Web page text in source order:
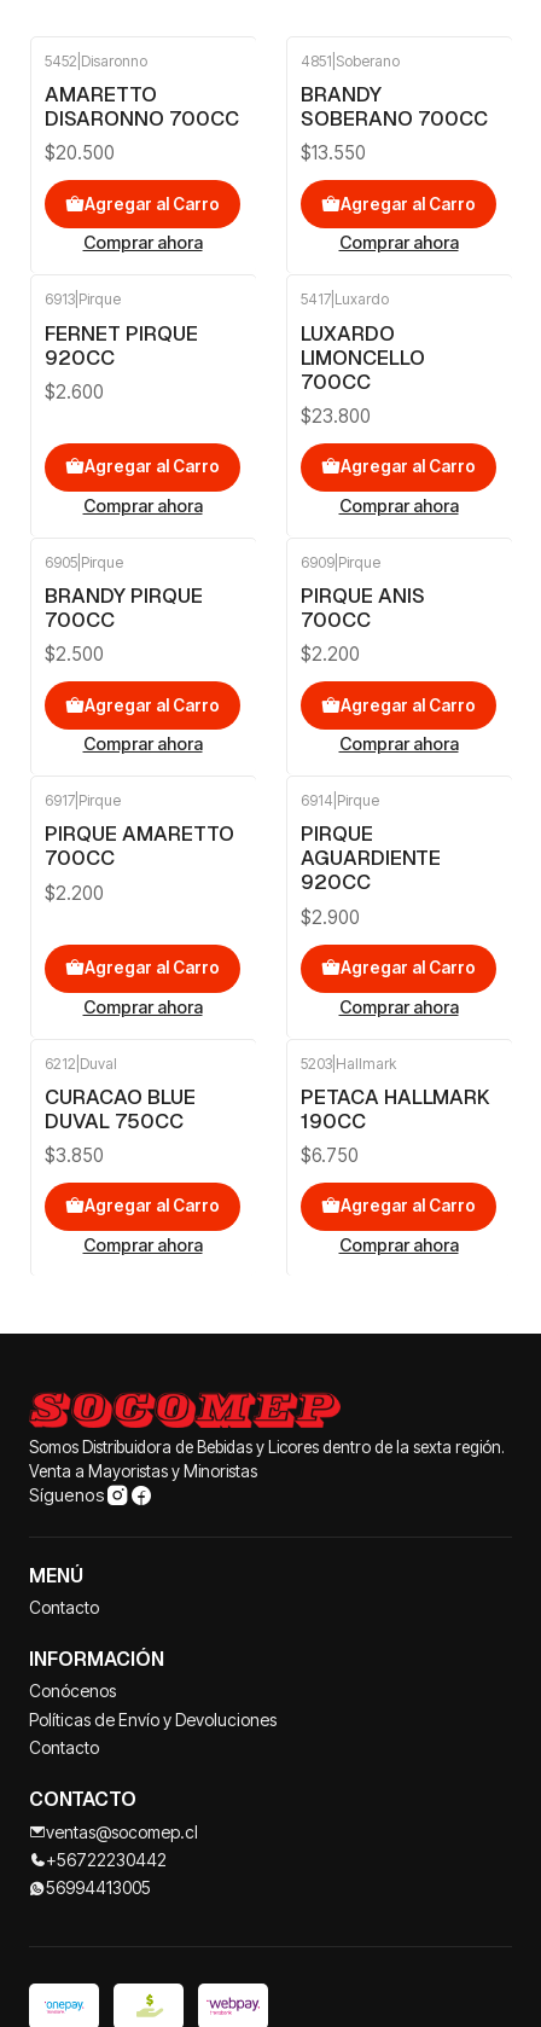
5452 Disaronno
AMARETTO
DISARONNO 700CC
$20.500
Agregar al Carro
Comprar ahora
4851 Soberano
BRANDY
SOBERANO 700CC
$13.550
Agregar al Carro
Comprar ahora
6913 Pirque
FERNET PIRQUE
920CC
$2.600
Agregar al Carro
Comprar ahora
5417 Luxardo
LUXARDO
LIMONCELLO
700CC
$23.800
Agregar al Carro
Comprar ahora
6905 Pirque
BRANDY PIRQUE
700CC
$2.500
Agregar al Carro
Comprar ahora
6909 Pirque
PIRQUE ANIS
700CC
$2.200
Agregar al Carro
Comprar ahora
6917 Pirque
PIRQUE AMARETTO
700CC
$2.200
Agregar al Carro
Comprar ahora
6914 Pirque
PIRQUE
AGUARDIENTE
920CC
$2.900
Agregar al Carro
Comprar ahora
6212 Duval
CURACAO BLUE
DUVAL 750CC
$3.850
Agregar al Carro
Comprar ahora
5203 Hallmark
PETACA HALLMARK
190CC
$6.750
Agregar al Carro
Comprar ahora
Somos Distribuidora de Bebidas y Licores dentro de la sexta región.
Venta a Mayoristas y Minoristas
Síguenos
MENÚ
Contacto
INFORMACIÓN
Conócenos
Políticas de Envío y Devoluciones
Contacto
CONTACTO
ventas@socomep.cl
+56722230442
56994413005